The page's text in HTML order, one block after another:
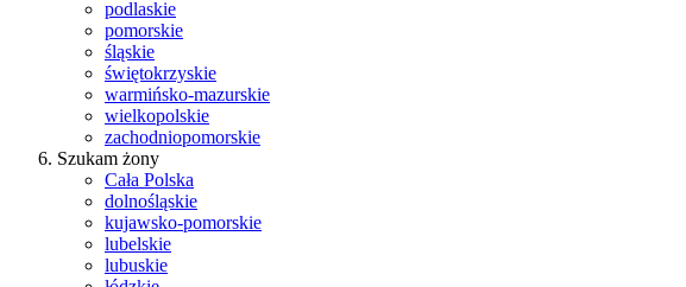
podlaskie
pomorskie
śląskie
świętokrzyskie
warmińsko-mazurskie
wielkopolskie
zachodniopomorskie
Szukam żony
Cała Polska
dolnośląskie
kujawsko-pomorskie
lubelskie
lubuskie